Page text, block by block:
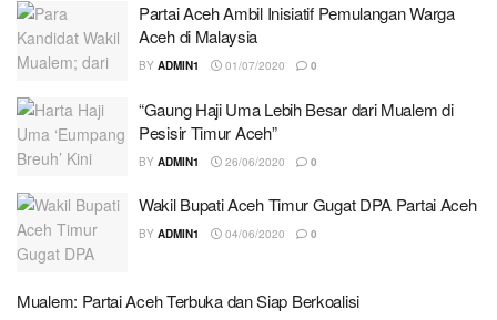
Partai Aceh Ambil Inisiatif Pemulangan Warga
Aceh di Malaysia
BY ADMIN1 01/07/2020 0
“Gaung Haji Uma Lebih Besar dari Mualem di
Pesisir Timur Aceh”
BY ADMIN1 26/06/2020 0
Wakil Bupati Aceh Timur Gugat DPA Partai Aceh
BY ADMIN1 04/06/2020 0
Mualem: Partai Aceh Terbuka dan Siap Berkoalisi